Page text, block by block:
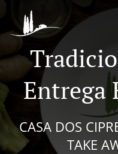
Entrega
CASA DOS
TAKE